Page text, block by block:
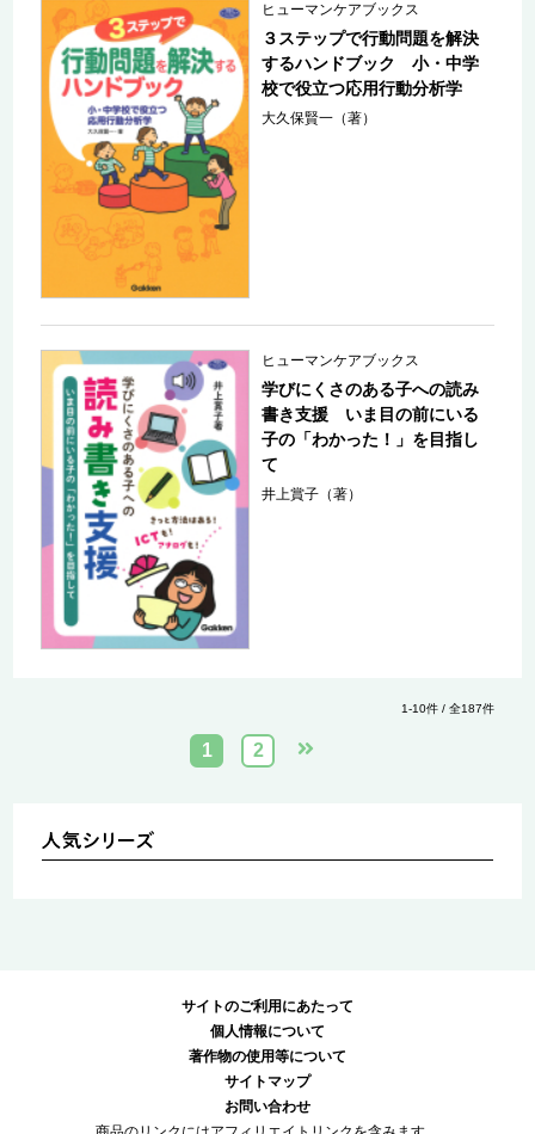
ヒューマンケアブックス
３ステップで行動問題を解決
するハンドブック 小・中学
校で役立つ応用行動分析学
大久保賢一（著）
ヒューマンケアブックス
学びにくさのある子への読み
書き支援 いま目の前にいる
子の「わかった！」を目指し
て
井上賞子（著）
1-10件 / 全187件
1 2
サイトのご利用にあたって
個人情報について
著作物の使用等について
サイトマップ
お問い合わせ